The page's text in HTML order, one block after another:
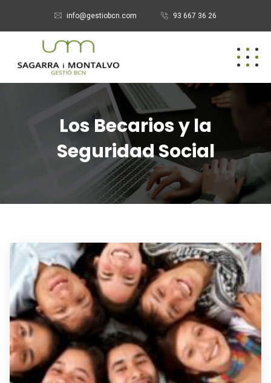
info@gestiobcn.com 93 667 36 26
Los Becarios y la
Seguridad Social